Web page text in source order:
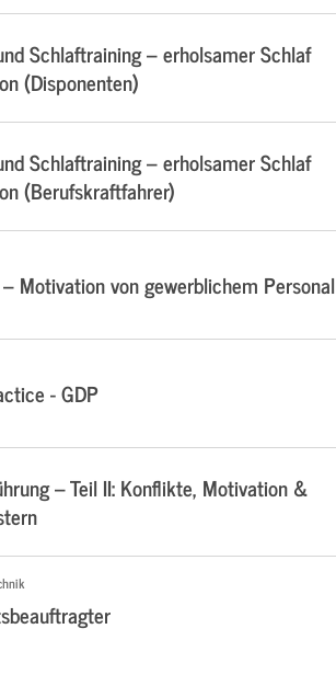
Schlaftraining – erholsamer Schlaf
(Disponenten)
Schlaftraining – erholsamer Schlaf
(Berufskraftfahrer)
Motivation von gewerblichem Personal
- GDP
– Teil II: Konflikte, Motivation &